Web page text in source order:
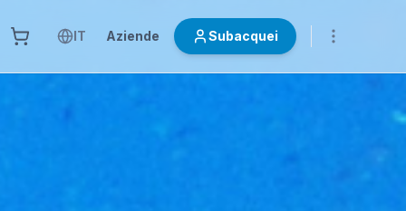
IT Aziende Subacquei